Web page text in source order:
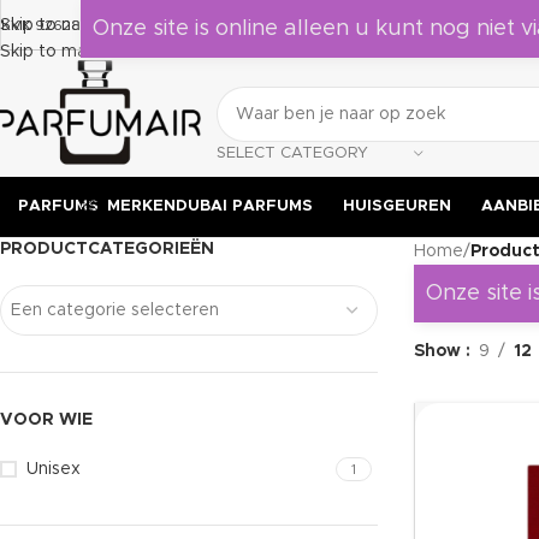
Skip to navigation
Skip to main content
KVK 92628524Laat je verrassen door deze geuren, leuk om als cadeau te geven
SELECT CATEGORY
PARFUMS MERKEN DUBAI PARFUMS HUISGEUREN
PRODUCTCATEGORIEËN
Een categorie selecteren
VOOR WIE
Unisex 1
Home/
Onze site
Show 9 12
Onze site is online alleen u kunt nog niet